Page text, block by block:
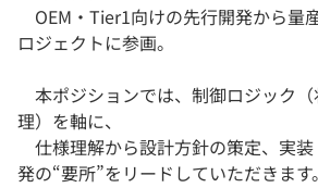
OEM・Tier1向けの先行開発から量
ロジェクトに参画。
本ポジションでは、制御ロジック
理）を軸に、
仕様理解から設計方針の策定、実
発の“要所”をリードしていただきます。